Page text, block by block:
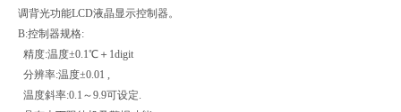
调背光功能LCD液晶显示控制器。
B:控制器规格:
精度:温度±0.1℃＋1digit
分辨率:温度±0.01 ,
温度斜率:0.1～9.9可设定.